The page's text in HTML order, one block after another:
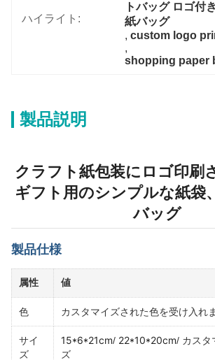
ハイライト:
トバッグ ロゴ付
紙バッグ
, custom logo
,
shopping paper
製品説明
クラフト紙包装にロゴ印刷
ギフト用のシンプルな紙袋
バッグ
製品仕様
属性 値
色 カスタマイズされた色を受け入れ
サイ
ズ
15*6*21cm/ 22*10*20cm/ カスタ
ズ